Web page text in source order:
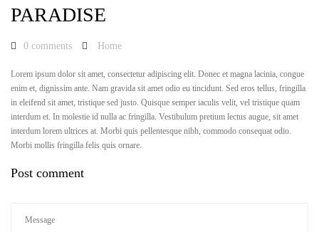
PARADISE
0 comments Home
Lorem ipsum dolor sit amet, consectetur adipiscing elit. Donec et magna lacinia, congue
enim et, dignissim ante. Nam gravida sit amet odio eu tincidunt. Sed eros tellus, fringilla
in eleifend sit amet, tristique sed justo. Quisque semper iaculis velit, vel tristique quam
interdum et. In molestie id nulla ac fringilla. Vestibulum pretium lectus augue, sit amet
interdum lorem ultrices at. Morbi quis pellentesque nibh, commodo consequat odio.
Morbi mollis fringilla felis quis ornare.
Post comment